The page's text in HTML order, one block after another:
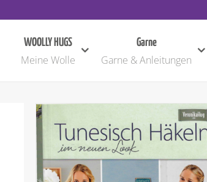
WOOLLY HUGS
Meine Wolle
Garne
Garne & Anleitungen